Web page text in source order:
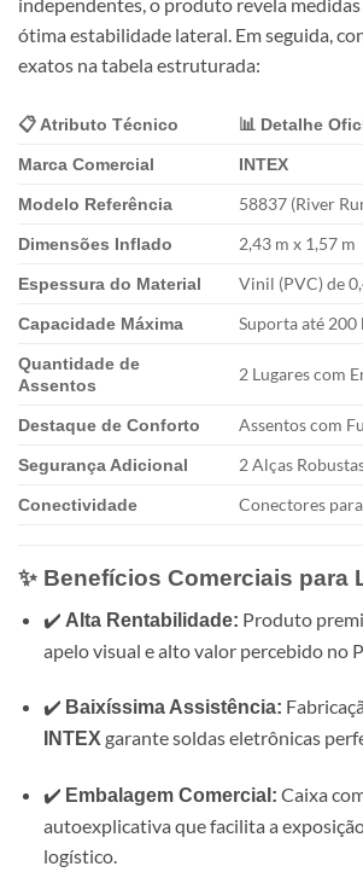
ótima estabilidade lateral. Em seguida,
exatos na tabela estruturada:
📋 Atributo Técnico 📊 Detalhe
Marca Comercial INTEX
Modelo Referência 58837 (River
Dimensões Inflado 2,43 m x 1,57 m
Espessura do Material Vinil (PVC) de
Capacidade Máxima Suporta até 200
Quantidade de
Assentos
2 Lugares com
Destaque de Conforto Assentos com
Segurança Adicional 2 Alças
Conectividade Conectores
✨ Benefícios Comerciais para
✔️ Alta Rentabilidade: Produto
apelo visual e alto valor percebido no
✔️ Baixíssima Assistência:
INTEX garante soldas eletrônicas
✔️ Embalagem Comercial: Caixa
autoexplicativa que facilita a
logístico.